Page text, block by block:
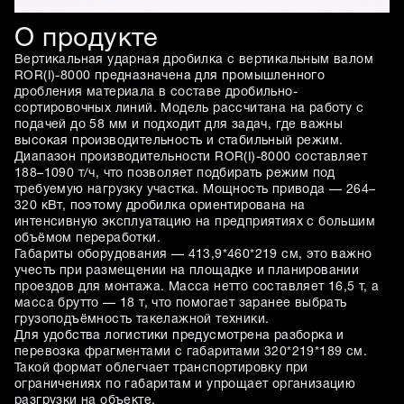
О продукте
Вертикальная ударная дробилка с вертикальным валом
ROR(I)-8000 предназначена для промышленного
дробления материала в составе дробильно-
сортировочных линий. Модель рассчитана на работу с
подачей до 58 мм и подходит для задач, где важны
высокая производительность и стабильный режим.
Диапазон производительности ROR(I)-8000 составляет
188–1090 т/ч, что позволяет подбирать режим под
требуемую нагрузку участка. Мощность привода — 264–
320 кВт, поэтому дробилка ориентирована на
интенсивную эксплуатацию на предприятиях с большим
объёмом переработки.
Габариты оборудования — 413,9*460*219 см, это важно
учесть при размещении на площадке и планировании
проездов для монтажа. Масса нетто составляет 16,5 т, а
масса брутто — 18 т, что помогает заранее выбрать
грузоподъёмность такелажной техники.
Для удобства логистики предусмотрена разборка и
перевозка фрагментами с габаритами 320*219*189 см.
Такой формат облегчает транспортировку при
ограничениях по габаритам и упрощает организацию
разгрузки на объекте.